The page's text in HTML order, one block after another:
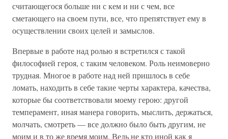
считающегося больше ни с кем и ни с чем, все
сметающего на своем пути, все, что препятствует ему в
осуществлении своих целей и замыслов.
Впервые в работе над ролью я встретился с такой
философией героя, с таким человеком. Роль неимоверно
трудная. Многое в работе над ней пришлось в себе
ломать, находить в себе такие черты характера, качества,
которые бы соответствовали моему герою: другой
темперамент, иная манера говорить, мыслить, держаться,
молчать, смотреть — все должно было быть другим, не
моим и в то же время моим. Ведь не кто иной как я